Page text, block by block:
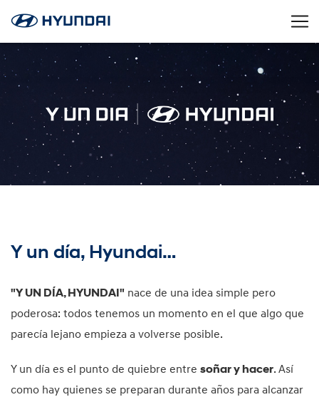
Y un día, Hyundai…
"Y UN DÍA, HYUNDAI" nace de una idea simple pero
poderosa: todos tenemos un momento en el que algo que
parecía lejano empieza a volverse posible.
Y un día es el punto de quiebre entre soñar y hacer. Así
como hay quienes se preparan durante años para alcanzar